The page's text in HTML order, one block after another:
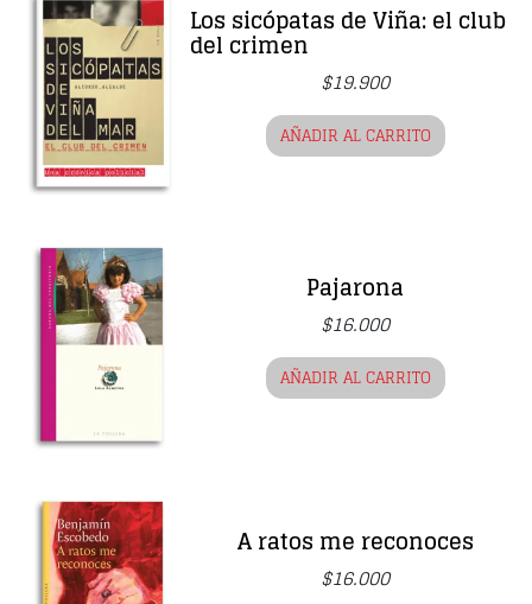
Los sicópatas de Viña: el club
del crimen
$19.900
AÑADIR AL CARRITO
Pajarona
$16.000
AÑADIR AL CARRITO
A ratos me reconoces
$16.000